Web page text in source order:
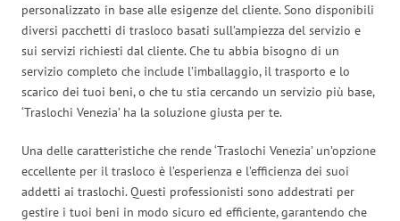
personalizzato in base alle esigenze del cliente. Sono disponibili
diversi pacchetti di trasloco basati sull’ampiezza del servizio e
sui servizi richiesti dal cliente. Che tu abbia bisogno di un
servizio completo che include l’imballaggio, il trasporto e lo
scarico dei tuoi beni, o che tu stia cercando un servizio più base,
‘Traslochi Venezia’ ha la soluzione giusta per te.
Una delle caratteristiche che rende ‘Traslochi Venezia’ un’opzione
eccellente per il trasloco è l’esperienza e l’efficienza dei suoi
addetti ai traslochi. Questi professionisti sono addestrati per
gestire i tuoi beni in modo sicuro ed efficiente, garantendo che